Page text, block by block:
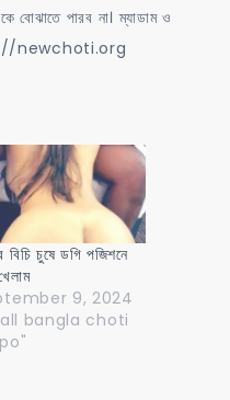
বোঝাতে পারব না। ম্যাডাম ও
newchoti.org
বিচি চুষে ডগি পজিশনে
9, 2024
bangla choti